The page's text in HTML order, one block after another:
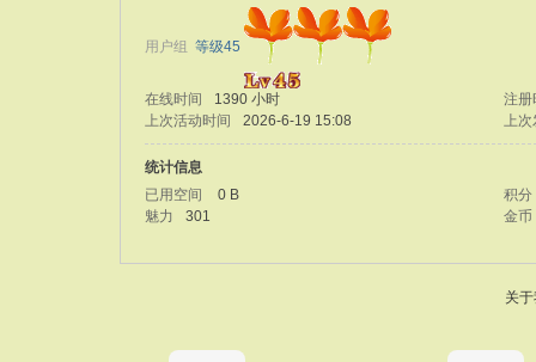
用户组 等级45
在线时间 1390 小时
注册
上次活动时间
2026-6-19 15:08 上次
统计信息
已用空间
0 B
积分
魅力
301 金币
关